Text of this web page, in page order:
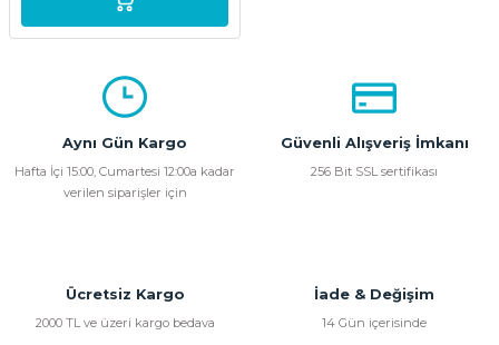
Aynı Gün Kargo
Hafta İçi 15:00, Cumartesi 12:00a kadar
verilen siparişler için
Güvenli Alışveriş İmkanı
256 Bit SSL sertifikası
Ücretsiz Kargo
2000 TL ve üzeri kargo bedava
İade & Değişim
14 Gün içerisinde